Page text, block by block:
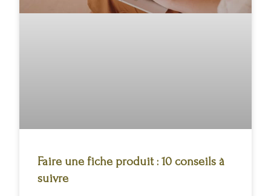
Faire une fiche produit : 10 conseils à
suivre